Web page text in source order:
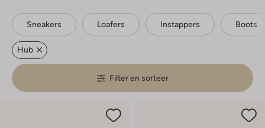
Sneakers Loafers Instappers Boots
Hub
Filter en sorteer